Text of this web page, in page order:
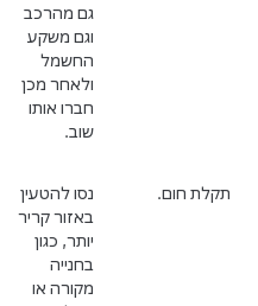
גם מהרכב
וגם משקע
החשמל
ולאחר מכן
חברו אותו
תקלת חום.
נסו להטעין
באזור קריר
יותר, כגון
בחנייה
מקורה או